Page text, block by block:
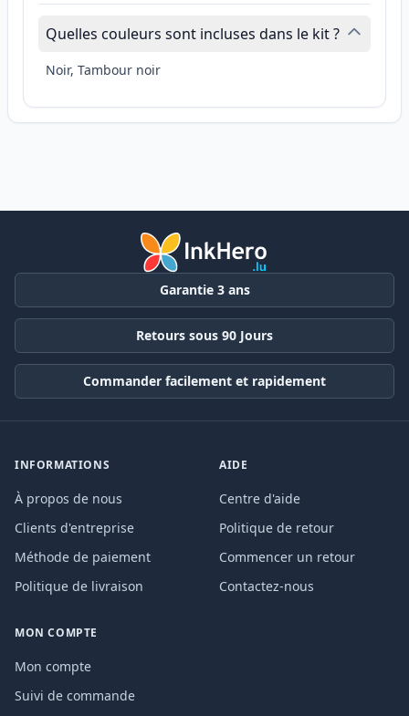
Quelles couleurs sont incluses dans le kit ?
Noir, Tambour noir
Garantie 3 ans
Retours sous 90 Jours
Commander facilement et rapidement
INFORMATIONS
À propos de nous
Clients d'entreprise
Méthode de paiement
Politique de livraison
AIDE
Centre d'aide
Politique de retour
Commencer un retour
Contactez-nous
MON COMPTE
Mon compte
Suivi de commande